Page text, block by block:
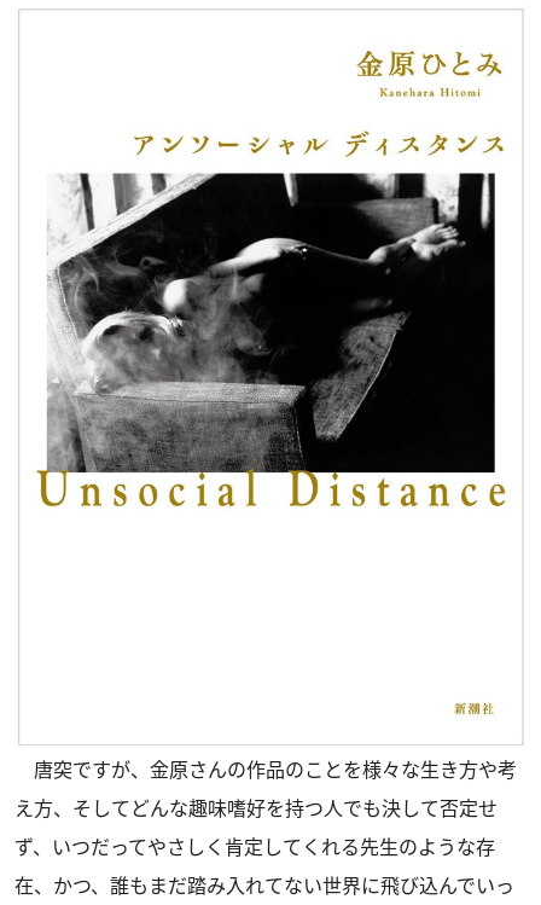
唐突ですが、金原さんの作品のことを様々な生き方や考
え方、そしてどんな趣味嗜好を持つ人でも決して否定せ
ず、いつだってやさしく肯定してくれる先生のような存
在、かつ、誰もまだ踏み入れてない世界に飛び込んでいっ